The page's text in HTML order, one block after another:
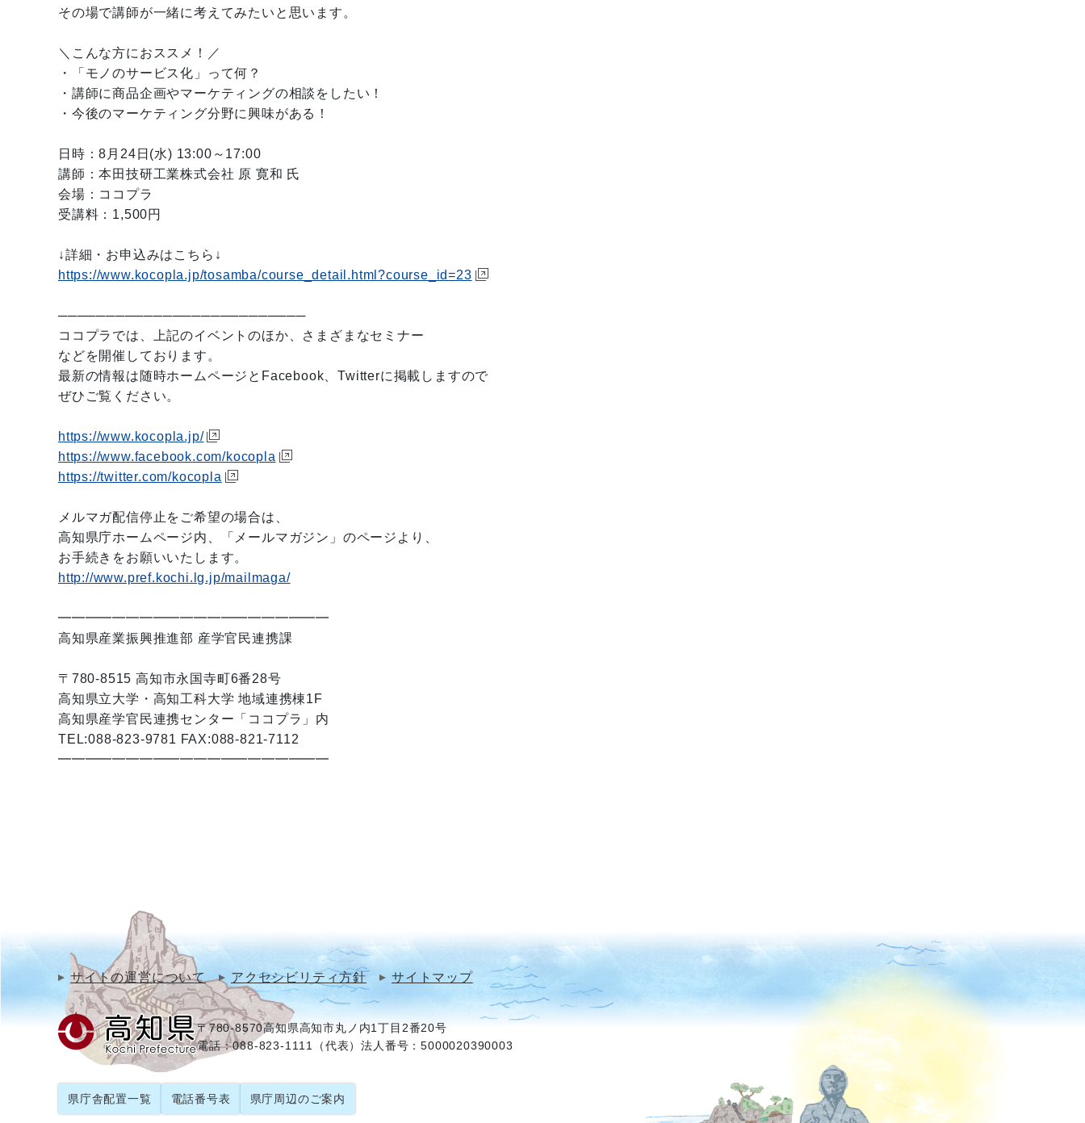
その場で講師が一緒に考えてみたいと思います。
＼こんな方におススメ！／
・「モノのサービス化」って何？
・講師に商品企画やマーケティングの相談をしたい！
・今後のマーケティング分野に興味がある！
日時：8月24日(水) 13:00～17:00
講師：本田技研工業株式会社 原 寛和 氏
会場：ココプラ
受講料：1,500円
↓詳細・お申込みはこちら↓
https://www.kocopla.jp/tosamba/course_detail.html?course_id=23
──────────────────────────
ココプラでは、上記のイベントのほか、さまざまなセミナー
などを開催しております。
最新の情報は随時ホームページとFacebook、Twitterに掲載しますので
ぜひご覧ください。
https://www.kocopla.jp/
https://www.facebook.com/kocopla
https://twitter.com/kocopla
メルマガ配信停止をご希望の場合は、
高知県庁ホームページ内、「メールマガジン」のページより、
お手続きをお願いいたします。
http://www.pref.kochi.lg.jp/mailmaga/
━━━━━━━━━━━━━━━━━━━━
高知県産業振興推進部 産学官民連携課
〒780-8515 高知市永国寺町6番28号
高知県立大学・高知工科大学 地域連携棟1F
高知県産学官民連携センター「ココプラ」内
TEL:088-823-9781 FAX:088-821-7112
━━━━━━━━━━━━━━━━━━━━
サイトの運営について アクセシビリティ方針 サイトマップ
〒780-8570高知県高知市丸ノ内1丁目2番20号
電話：088-823-1111（代表）法人番号：5000020390003
県庁舎配置一覧 電話番号表 県庁周辺のご案内